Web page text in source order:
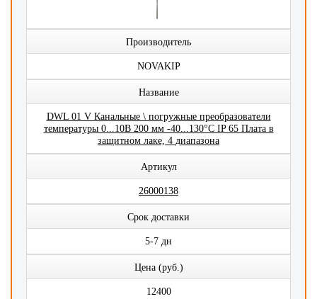
Производитель
NOVAKIP
Название
DWL 01 V Канальные \ погружные преобразователи
температуры 0...10В 200 мм -40...130°C IP 65 Плата в
защитном лаке, 4 диапазона
Артикул
26000138
Срок доставки
5-7 дн
Цена (руб.)
12400